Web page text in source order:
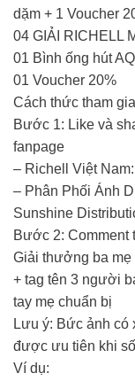
dặm + 1 Voucher
04 GIẢI RICHELL
01 Bình ống hút
01 Voucher 20%
Cách thức tham
Bước 1: Like và
fanpage
– Richell Việt
– Phân Phối Ánh
Sunshine
Bước 2: Comment
Giải thưởng ba mẹ
+ tag tên 3 người
tay mẹ chuẩn bị
Lưu ý: Bức ảnh có
được ưu tiên khi
Ví dụ: